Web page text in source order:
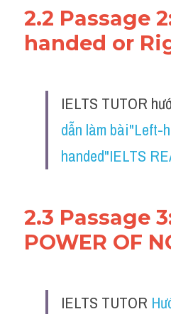
2.2 Passage
handed or
IELTS TUTOR
dẫn làm bài"Left-
handed"IELTS
2.3 Passage
POWER OF
IELTS TUTOR